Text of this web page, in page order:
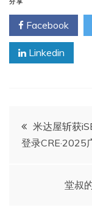
分享
Facebook
Linkedin
文
章
米达屋斩获
登录CRE·2025
堂叔